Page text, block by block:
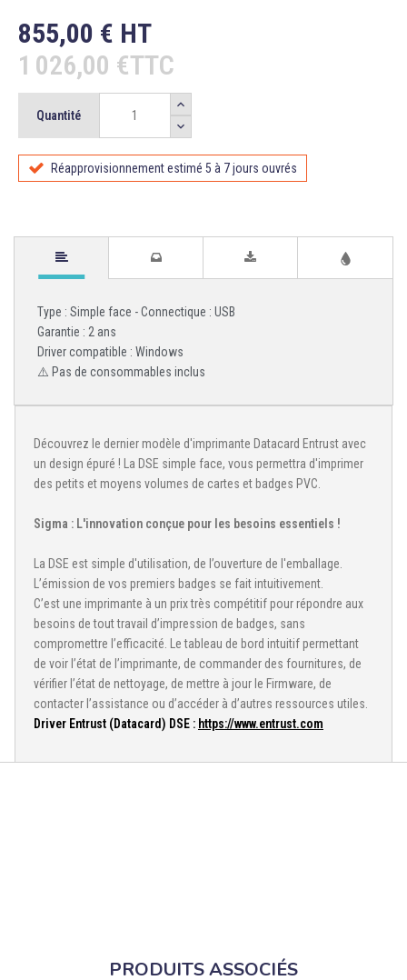
855,00 € HT
1 026,00 €TTC
Quantité
Réapprovisionnement estimé 5 à 7 jours ouvrés
Type : Simple face - Connectique : USB
Garantie : 2 ans
Driver compatible : Windows
⚠️ Pas de consommables inclus
Découvrez le dernier modèle d'imprimante Datacard Entrust avec
un design épuré ! La DSE simple face, vous permettra d'imprimer
des petits et moyens volumes de cartes et badges PVC.
Sigma : L'innovation conçue pour les besoins essentiels !
La DSE est simple d'utilisation, de l’ouverture de l'emballage.
L’émission de vos premiers badges se fait intuitivement.
C’est une imprimante à un prix très compétitif pour répondre aux
besoins de tout travail d’impression de badges, sans
compromettre l’efficacité. Le tableau de bord intuitif permettant
de voir l’état de l’imprimante, de commander des fournitures, de
vérifier l’état de nettoyage, de mettre à jour le Firmware, de
contacter l’assistance ou d’accéder à d’autres ressources utiles.
Driver Entrust (Datacard) DSE : https://www.entrust.com
PRODUITS ASSOCIÉS